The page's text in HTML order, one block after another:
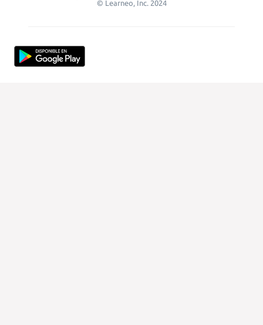
© Learneo, Inc. 2024